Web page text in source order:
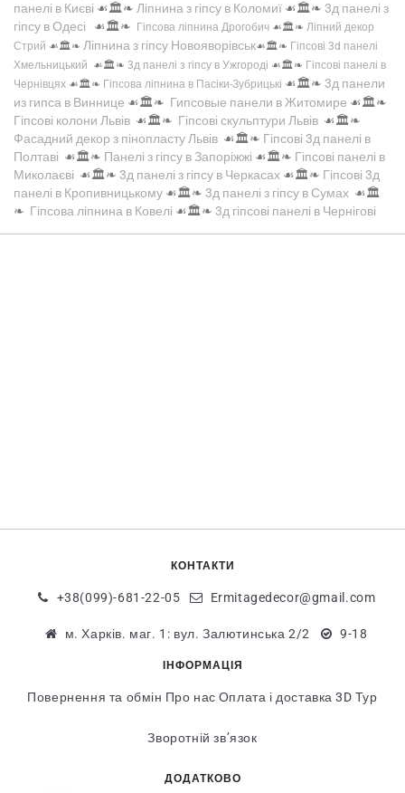
панелі в Києві ☙🏛️❧ Ліпнина з гіпсу в Коломиї ☙🏛️❧ 3д панелі з
гіпсу в Одесі ☙🏛️❧ Гіпсова ліпнина Дрогобич ☙🏛️❧ Ліпний декор
Стрий ☙🏛️❧ Ліпнина з гіпсу Новояворівськ☙🏛️❧ Гіпсові 3d панелі
Хмельницький ☙🏛️❧ 3д панелі з гіпсу в Ужгороді ☙🏛️❧ Гіпсові панелі в
Чернівцях ☙🏛️❧ Гіпсова ліпнина в Пасіки-Зубрицькі ☙🏛️❧ 3д панели
из гипса в Виннице ☙🏛️❧ Гипсовые панели в Житомире ☙🏛️❧
Гіпсові колони Львів ☙🏛️❧ Гіпсові скульптури Львів ☙🏛️❧
Фасадний декор з пінопласту Львів ☙🏛️❧ Гіпсові 3д панелі в
Полтаві ☙🏛️❧ Панелі з гіпсу в Запоріжжі ☙🏛️❧ Гіпсові панелі в
Миколаєві ☙🏛️❧ 3д панелі з гіпсу в Черкасах ☙🏛️❧ Гіпсові 3д
панелі в Кропивницькому ☙🏛️❧ 3д панелі з гіпсу в Сумах ☙🏛️
❧ Гіпсова ліпнина в Ковелі ☙🏛️❧ 3д гіпсові панелі в Чернігові
КОНТАКТИ
+38(099)-681-22-05 Ermitagedecor@gmail.com
м. Харків. маг. 1: вул. Залютинська 2/2 9-18
ІНФОРМАЦІЯ
Повернення та обмін Про нас Оплата і доставка 3D Тур
Зворотній зв’язок
ДОДАТКОВО